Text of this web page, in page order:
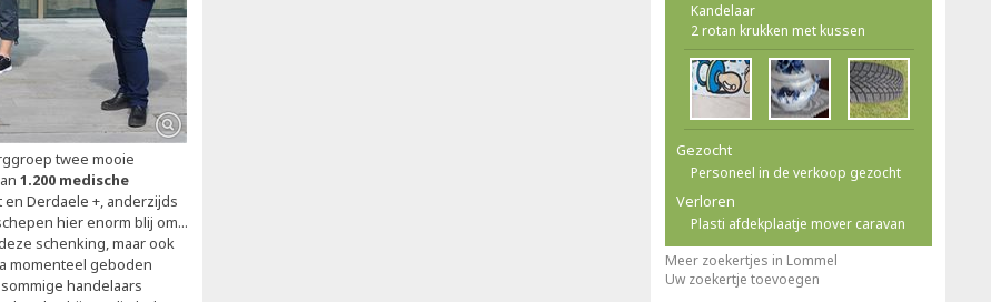
twee mooie
1.200 medische
Derdaele +, anderzijds
hier enorm blij om...
schenking, maar ook
momenteel geboden
handelaars
Kandelaar
2 rotan krukken met kussen
Gezocht
Personeel in de verkoop gezocht
Verloren
Plasti afdekplaatje mover caravan
Meer zoekertjes in Lommel
Uw zoekertje toevoegen